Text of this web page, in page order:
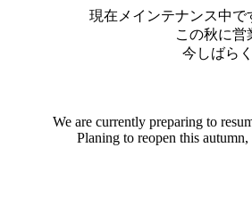
現在メインテナンス中
この秋に営
今しばら
We are currently preparing to
Planing to reopen this